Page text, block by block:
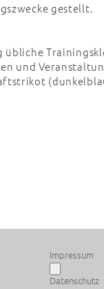
gestellt.
übliche
und
Impressum
Datenschutz